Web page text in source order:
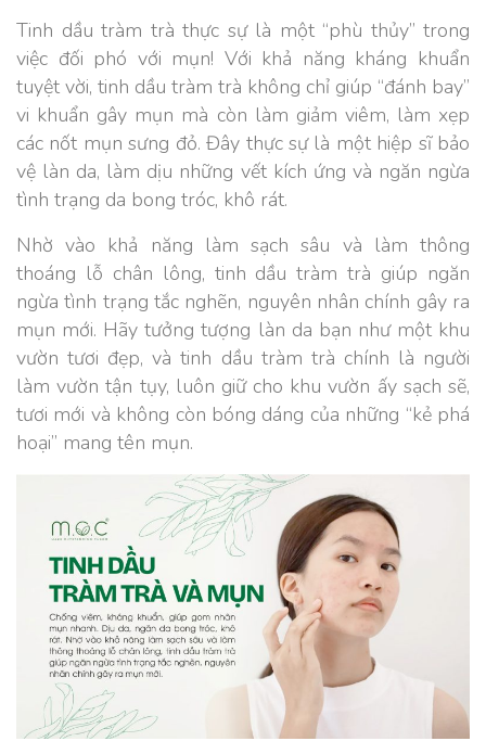
Tinh dầu tràm trà thực sự là một “phù thủy” trong
việc đối phó với mụn! Với khả năng kháng khuẩn
tuyệt vời, tinh dầu tràm trà không chỉ giúp “đánh bay”
vi khuẩn gây mụn mà còn làm giảm viêm, làm xẹp
các nốt mụn sưng đỏ. Đây thực sự là một hiệp sĩ bảo
vệ làn da, làm dịu những vết kích ứng và ngăn ngừa
tình trạng da bong tróc, khô rát.
Nhờ vào khả năng làm sạch sâu và làm thông
thoáng lỗ chân lông, tinh dầu tràm trà giúp ngăn
ngừa tình trạng tắc nghẽn, nguyên nhân chính gây ra
mụn mới. Hãy tưởng tượng làn da bạn như một khu
vườn tươi đẹp, và tinh dầu tràm trà chính là người
làm vườn tận tụy, luôn giữ cho khu vườn ấy sạch sẽ,
tươi mới và không còn bóng dáng của những “kẻ phá
hoại” mang tên mụn.